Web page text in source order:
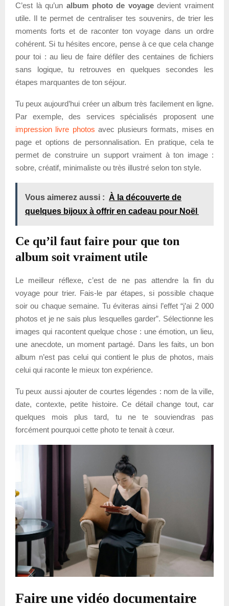
C’est là qu’un album photo de voyagedevient vraiment
utile. Il te permet de centraliser tes souvenirs, de trier les
moments forts et de raconter ton voyage dans un ordre
cohérent. Si tu hésites encore, pense à ce que cela change
pour toi : au lieu de faire défiler des centaines de fichiers
sans logique, tu retrouves en quelques secondes les
étapes marquantes de ton séjour.
Tu peux aujourd’hui créer un album très facilement en ligne.
Par exemple, des services spécialisés proposent une
impression livre photos avec plusieurs formats, mises en
page et options de personnalisation. En pratique, cela te
permet de construire un support vraiment à ton image :
sobre, créatif, minimaliste ou très illustré selon ton style.
Vous aimerez aussi : À la découverte de
quelques bijoux à offrir en cadeau pour Noël
Ce qu’il faut faire pour que ton
album soit vraiment utile
Le meilleur réflexe, c’est de ne pas attendre la fin du
voyage pour trier. Fais-le par étapes, si possible chaque
soir ou chaque semaine. Tu éviteras ainsi l’effet “j’ai 2 000
photos et je ne sais plus lesquelles garder”. Sélectionne les
images qui racontent quelque chose : une émotion, un lieu,
une anecdote, un moment partagé. Dans les faits, un bon
album n’est pas celui qui contient le plus de photos, mais
celui qui raconte le mieux ton expérience.
Tu peux aussi ajouter de courtes légendes : nom de la ville,
date, contexte, petite histoire. Ce détail change tout, car
quelques mois plus tard, tu ne te souviendras pas
forcément pourquoi cette photo te tenait à cœur.
Faire une vidéo documentaire